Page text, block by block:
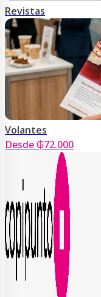
Revistas
Volantes
Desde ₲72.000